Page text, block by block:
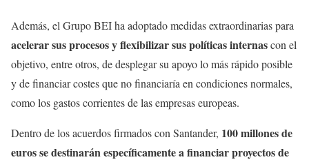
Además, el Grupo BEI ha adoptado medidas extraordinarias para
acelerar sus procesos y flexibilizar sus políticas internascon el
objetivo, entre otros, de desplegar su apoyo lo más rápido posible
y de financiar costes que no financiaría en condiciones normales,
como los gastos corrientes de las empresas europeas.
Dentro de los acuerdos firmados con Santander, 100 millones de
euros se destinarán específicamente a financiar proyectos de